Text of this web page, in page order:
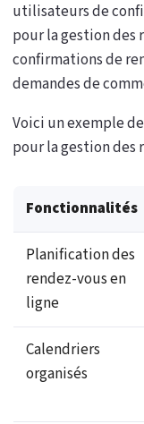
utilisateurs de
pour la gestion des
confirmations de
demandes de
Voici un exemple
pour la gestion des
Fonctionnalités
Planification des
rendez-vous en
ligne
Calendriers
organisés